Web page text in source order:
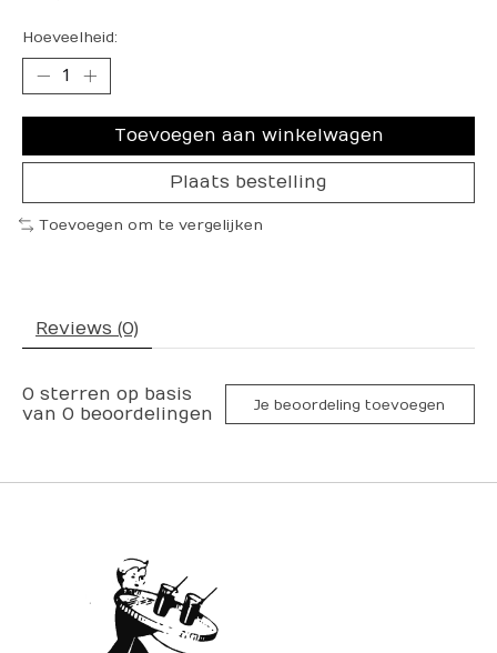
Hoeveelheid:
Toevoegen aan winkelwagen
Plaats bestelling
Toevoegen om te vergelijken
Reviews (0)
0 sterren op basis
van 0 beoordelingen Je beoordeling toevoegen